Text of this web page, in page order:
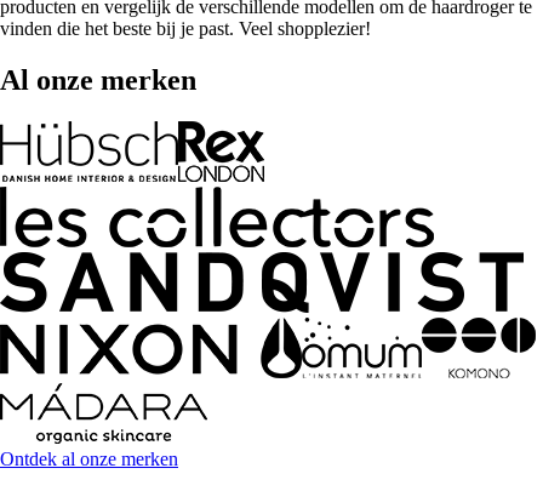
producten en vergelijk de verschillende modellen om de haardroger te
vinden die het beste bij je past. Veel shopplezier!
Al onze merken
Ontdek al onze merken